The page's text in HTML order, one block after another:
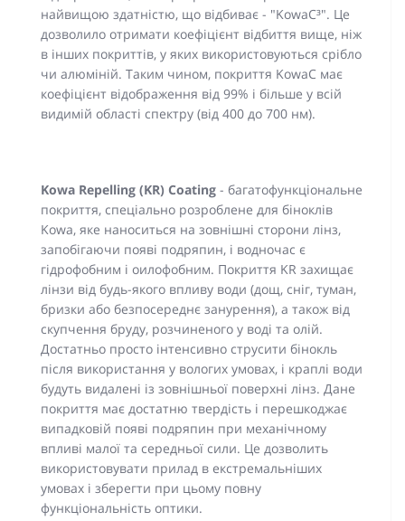
найвищою здатністю, що відбиває - "KowaC³". Це
дозволило отримати коефіцієнт відбиття вище, ніж
в інших покриттів, у яких використовуються срібло
чи алюміній. Таким чином, покриття KowaC має
коефіцієнт відображення від 99% і більше у всій
видимій області спектру (від 400 до 700 нм).
Kowa Repelling (KR) Coating - багатофункціональне
покриття, спеціально розроблене для біноклів
Kowa, яке наноситься на зовнішні сторони лінз,
запобігаючи появі подряпин, і водночас є
гідрофобним і оилофобним. Покриття KR захищає
лінзи від будь-якого впливу води (дощ, сніг, туман,
бризки або безпосереднє занурення), а також від
скупчення бруду, розчиненого у воді та олій.
Достатньо просто інтенсивно струсити бінокль
після використання у вологих умовах, і краплі води
будуть видалені із зовнішньої поверхні лінз. Дане
покриття має достатню твердість і перешкоджає
випадковій появі подряпин при механічному
впливі малої та середньої сили. Це дозволить
використовувати прилад в екстремальніших
умовах і зберегти при цьому повну
функціональність оптики.